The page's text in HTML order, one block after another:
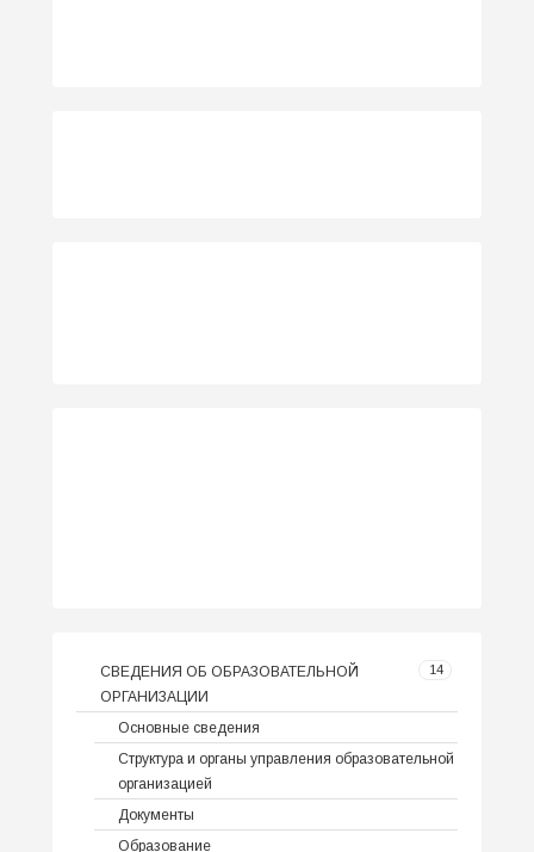
14
СВЕДЕНИЯ ОБ ОБРАЗОВАТЕЛЬНОЙ
ОРГАНИЗАЦИИ
Основные сведения
Структура и органы управления образовательной
организацией
Документы
Образование